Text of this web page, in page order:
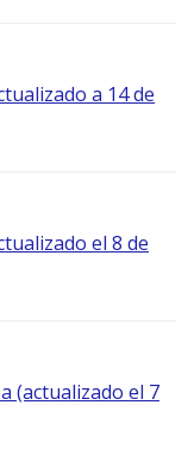
a 14 de
el 8 de
(actualizado el 7